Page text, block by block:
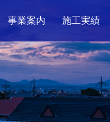
事業案内 施工実績